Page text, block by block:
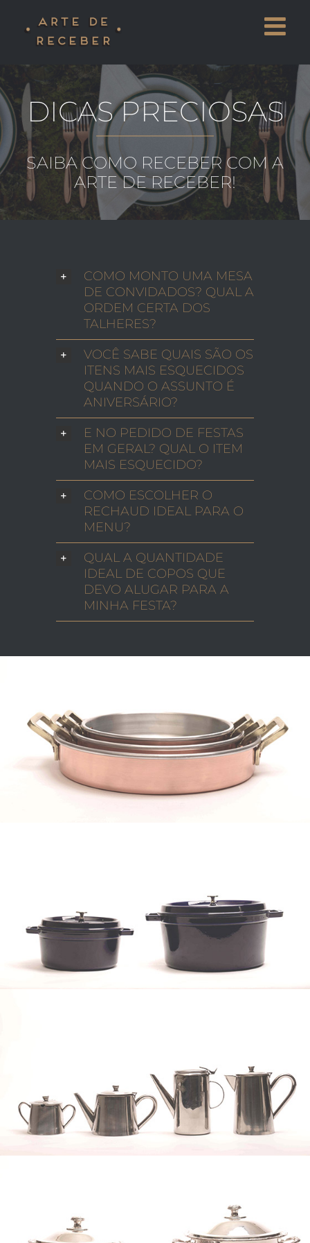
DICAS PRECIOSAS
SAIBA COMO RECEBER COM A
ARTE DE RECEBER!
COMO MONTO UMA MESA
DE CONVIDADOS? QUAL A
ORDEM CERTA DOS
TALHERES?
VOCÊ SABE QUAIS SÃO OS
ITENS MAIS ESQUECIDOS
QUANDO O ASSUNTO É
ANIVERSÁRIO?
E NO PEDIDO DE FESTAS
EM GERAL? QUAL O ITEM
MAIS ESQUECIDO?
COMO ESCOLHER O
RECHAUD IDEAL PARA O
MENU?
QUAL A QUANTIDADE
IDEAL DE COPOS QUE
DEVO ALUGAR PARA A
MINHA FESTA?